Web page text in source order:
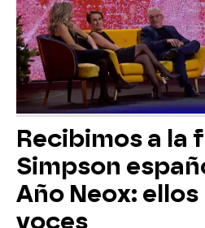
Recibimos a la
Simpson
Año Neox:
voces